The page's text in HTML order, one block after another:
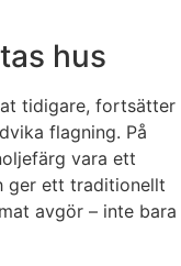
hus
tidigare, fortsätter
flagning. På
vara ett
ger ett traditionellt
avgör – inte bara